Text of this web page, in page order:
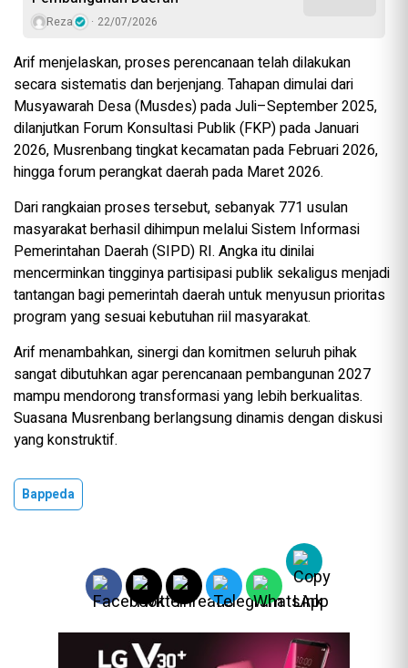
Reza 22/07/2026
Arif menjelaskan, proses perencanaan telah dilakukan
secara sistematis dan berjenjang. Tahapan dimulai dari
Musyawarah Desa (Musdes) pada Juli–September 2025,
dilanjutkan Forum Konsultasi Publik (FKP) pada Januari
2026, Musrenbang tingkat kecamatan pada Februari 2026,
hingga forum perangkat daerah pada Maret 2026.
Dari rangkaian proses tersebut, sebanyak 771 usulan
masyarakat berhasil dihimpun melalui Sistem Informasi
Pemerintahan Daerah (SIPD) RI. Angka itu dinilai
mencerminkan tingginya partisipasi publik sekaligus menjadi
tantangan bagi pemerintah daerah untuk menyusun prioritas
program yang sesuai kebutuhan riil masyarakat.
Arif menambahkan, sinergi dan komitmen seluruh pihak
sangat dibutuhkan agar perencanaan pembangunan 2027
mampu mendorong transformasi yang lebih berkualitas.
Suasana Musrenbang berlangsung dinamis dengan diskusi
yang konstruktif.
Bappeda